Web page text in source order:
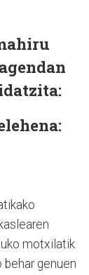
motxilatik
behar genuen